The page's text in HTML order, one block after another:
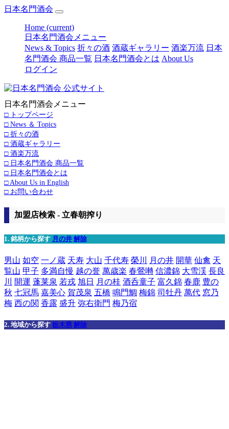
日本名門酒会
Home (current)
日本名門酒会メニュー
News & Topics 折々の酒 酒蔵ギャラリー 酒楽万流 日本
名門酒会 商品一覧 日本名門酒会とは About Us
ログイン
日本名門酒会メニュー
□ トップページ
□ News ＆ Topics
□ 折々の酒
□ 酒蔵ギャラリー
□ 酒楽万流
□ 日本名門酒会 商品一覧
□ 日本名門酒会とは
□ About Us in English
□ お問い合わせ
加盟店検索 - 立春朝搾り
1. 銘柄から探す 月の井 解除
男山 如空 一ノ蔵 天寿 大山 千代寿 榮川 月の井 開華 仙禽 天
覧山 甲子 多満自慢 越の誉 萬歳楽 春鶯囀 信濃錦 大雪渓 長良
川
開運 蓬莱泉 若戎 旭日 月の桂 酒呑童子 富久錦 春鹿 豊の
秋 七冠馬 嘉美心 賀茂泉 五橋 鳴門鯛 梅錦 司牡丹 萬代 窓乃
梅 西の関 香露 盛升 弥右衛門 梅乃宿
2. 地域から探す 栃木県 解除